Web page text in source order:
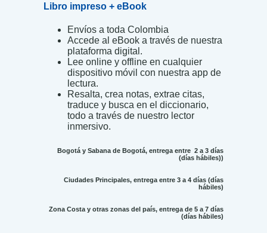
Libro impreso + eBook
Envíos a toda Colombia
Accede al eBook a través de nuestra
plataforma digital.
Lee online y offline en cualquier
dispositivo móvil con nuestra app de
lectura.
Resalta, crea notas, extrae citas,
traduce y busca en el diccionario,
todo a través de nuestro lector
inmersivo.
Bogotá y Sabana de Bogotá, entrega entre 2 a 3 días
(días hábiles))
Ciudades Principales, entrega entre 3 a 4 días (días
hábiles)
Zona Costa y otras zonas del país, entrega de 5 a 7 días
(días hábiles)